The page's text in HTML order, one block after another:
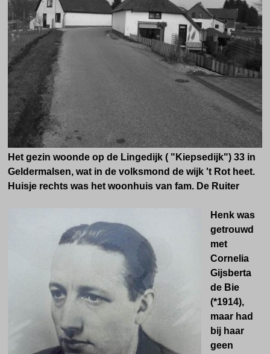
Het gezin woonde op de Lingedijk ( "Kiepsedijk") 33 in
Geldermalsen, wat in de volksmond de wijk 't Rot heet.
H uisje rechts was het woonhuis van fam. De Ruiter
Henk was
getrouwd
met
Cornelia
Gijsberta
de Bie
(*1914),
maar had
bij haar
geen